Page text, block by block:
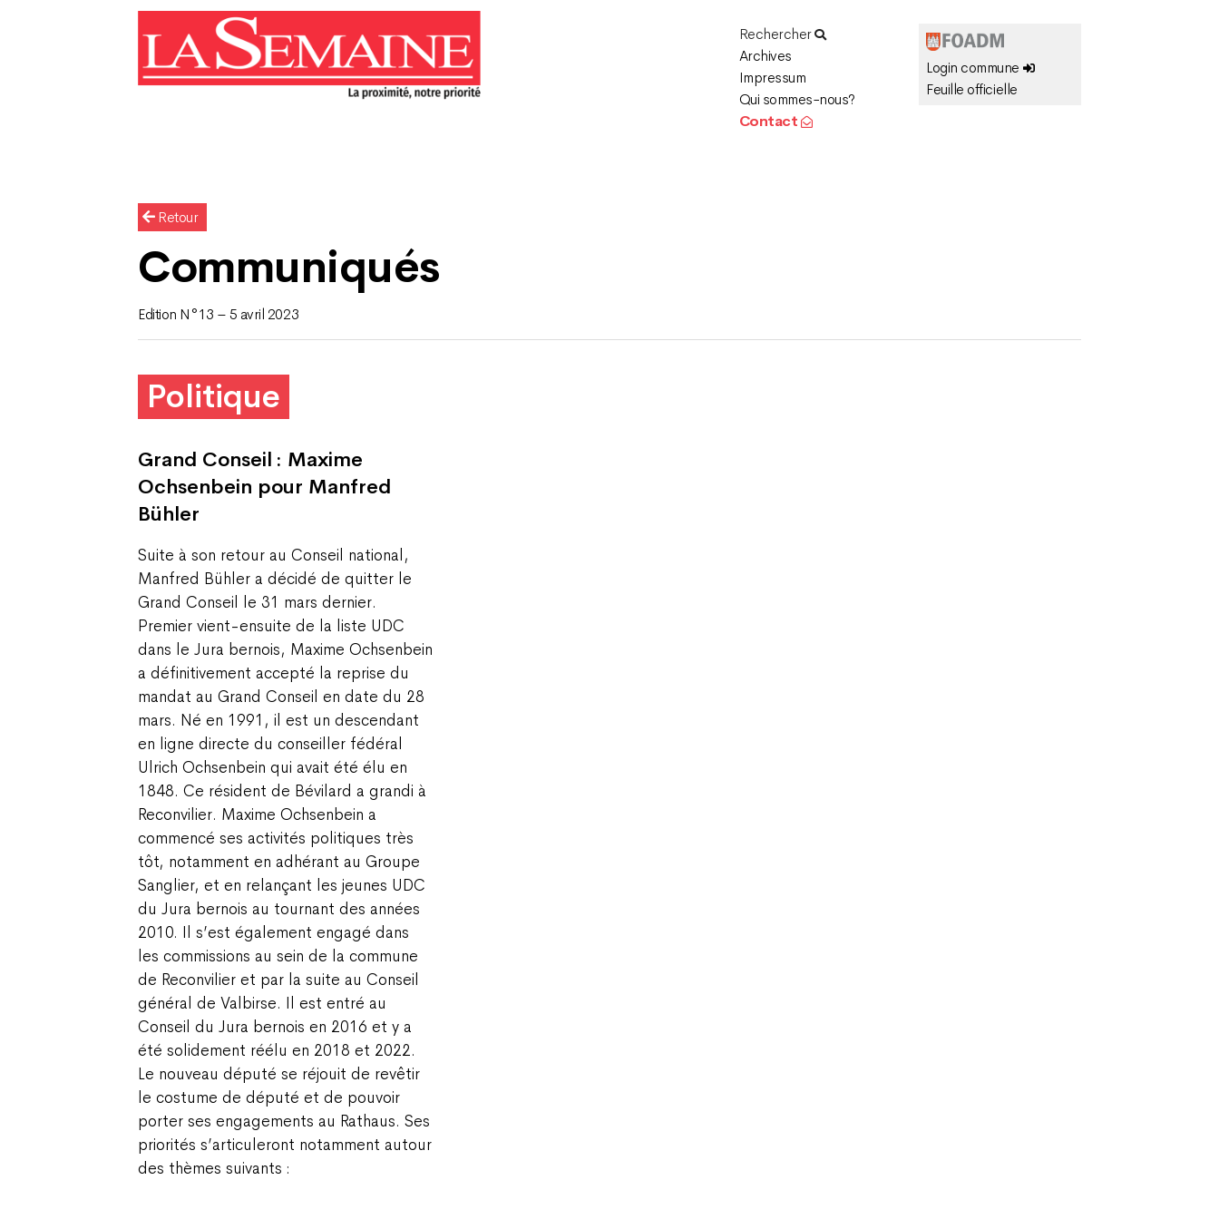
Rechercher
Archives
Impressum
Qui sommes-nous?
Contact
Login commune
Feuille officielle
Retour
Communiqués
Edition N°13 – 5 avril 2023
Politique
Grand Conseil : Maxime
Ochsenbein pour Manfred
Bühler
Suite à son retour au Conseil national,
Manfred Bühler a décidé de quitter le
Grand Conseil le 31 mars dernier.
Premier vient-ensuite de la liste UDC
dans le Jura bernois, Maxime Ochsenbein
a définitivement accepté la reprise du
mandat au Grand Conseil en date du 28
mars. Né en 1991, il est un descendant
en ligne directe du conseiller fédéral
Ulrich Ochsenbein qui avait été élu en
1848. Ce résident de Bévilard a grandi à
Reconvilier. Maxime Ochsenbein a
commencé ses activités politiques très
tôt, notamment en adhérant au Groupe
Sanglier, et en relançant les jeunes UDC
du Jura bernois au tournant des années
2010. Il s’est également engagé dans
les commissions au sein de la commune
de Reconvilier et par la suite au Conseil
général de Valbirse. Il est entré au
Conseil du Jura bernois en 2016 et y a
été solidement réélu en 2018 et 2022.
Le nouveau député se réjouit de revêtir
le costume de député et de pouvoir
porter ses engagements au Rathaus. Ses
priorités s’articuleront notamment autour
des thèmes suivants :